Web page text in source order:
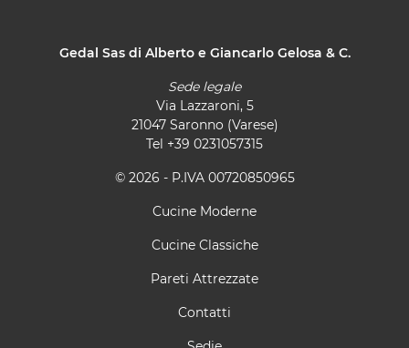
Gedal Sas di Alberto e Giancarlo Gelosa & C.
Sede legale
Via Lazzaroni, 5
21047 Saronno (Varese)
Tel +39 0231057315
© 2026 - P.IVA 00720850965
Cucine Moderne
Cucine Classiche
Pareti Attrezzate
Contatti